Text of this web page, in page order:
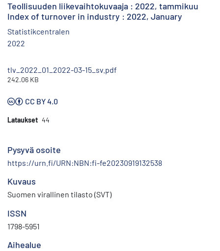
Teollisuuden liikevaihtokuvaaja : 2022, tammikuu
Index of turnover in industry : 2022, January
Statistikcentralen
2022
tlv_2022_01_2022-03-15_sv.pdf
242.06 KB
CC BY 4.0
Lataukset 44
Pysyvä osoite
https://urn.fi/URN:NBN:fi-fe20230919132538
Kuvaus
Suomen virallinen tilasto (SVT)
ISSN
1798-5951
Aihealue